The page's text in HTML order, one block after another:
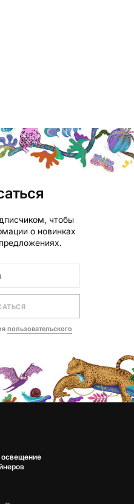
чтобы
о новинках
пользовательского